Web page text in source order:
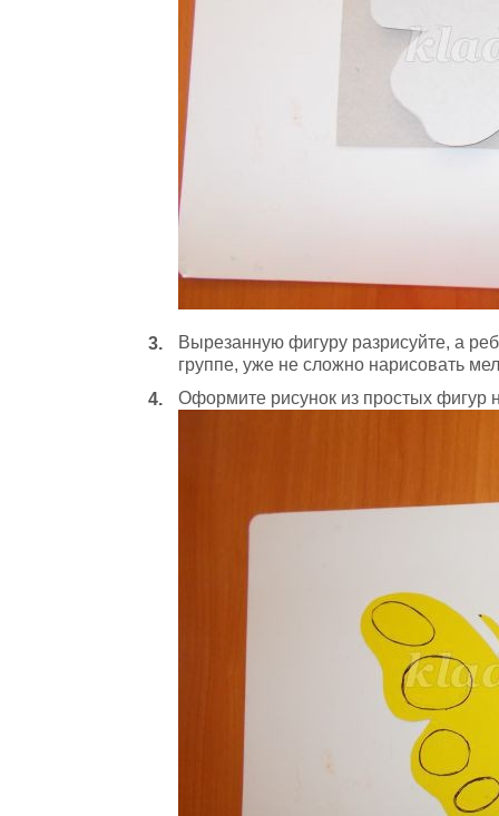
Вырезанную фигуру разрисуйте, а
группе, уже не сложно нарисовать
Оформите рисунок из простых фигур